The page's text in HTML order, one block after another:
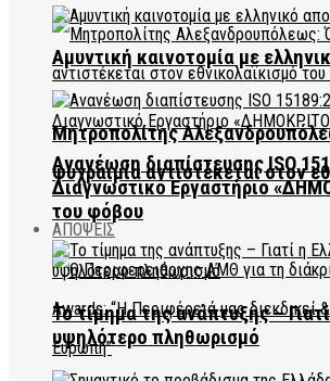
Μητροπολίτης
ψυχραιμία αντιστέκεται στον
του φόβου
Αμυντική καινοτομία με
Ανανέωση διαπίστευσης ISO
Διαγνωστικό Εργαστήριο
ΑΠΟΨΕΙΣ
Το τίμημα της ανάπτυξης –
υψηλότερο πληθωρισμό